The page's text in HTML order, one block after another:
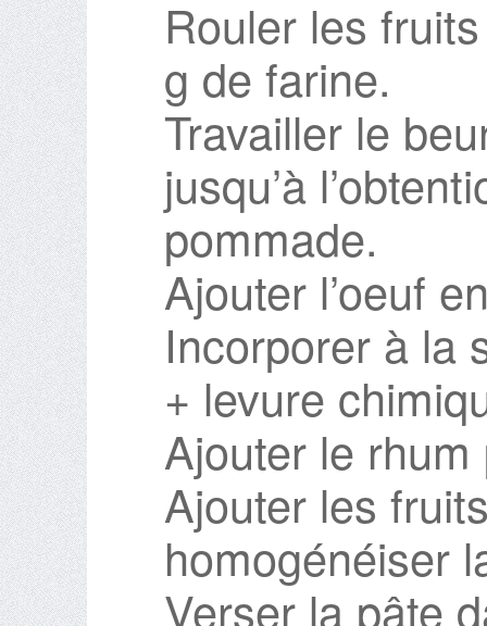
Rouler les
g de farine.
Travailler le
jusqu’à
pommade.
Ajouter l’oeuf
Incorporer à la
+ levure
Ajouter le
Ajouter les
homogénéiser
Verser la pâte